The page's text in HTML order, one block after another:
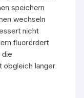
speichern
wechseln
nicht
fluorördert
die
obgleich langer